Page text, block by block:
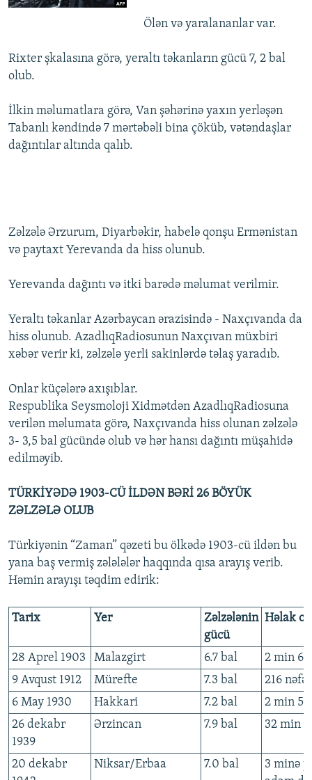
Ölən və yaralananlar var.
Rixter şkalasına görə, yeraltı təkanların gücü 7, 2 bal
olub.
İlkin məlumatlara görə, Van şəhərinə yaxın yerləşən
Tabanlı kəndində 7 mərtəbəli bina çöküb, vətəndaşlar
dağıntılar altında qalıb.
Zəlzələ Ərzurum, Diyarbəkir, habelə qonşu Ermənistan
və paytaxt Yerevanda da hiss olunub.
Yerevanda dağıntı və itki barədə məlumat verilmir.
Yeraltı təkanlar Azərbaycan ərazisində - Naxçıvanda da
hiss olunub. AzadlıqRadiosunun Naxçıvan müxbiri
xəbər verir ki, zəlzələ yerli sakinlərdə təlaş yaradıb.
Onlar küçələrə axışıblar.
Respublika Seysmoloji Xidmətdən AzadlıqRadiosuna
verilən məlumata görə, Naxçıvanda hiss olunan zəlzələ
3- 3,5 bal gücündə olub və hər hansı dağıntı müşahidə
edilməyib.
TÜRKİYƏDƏ 1903-CÜ İLDƏN BƏRİ 26 BÖYÜK
ZƏLZƏLƏ OLUB
Türkiyənin “Zaman” qəzeti bu ölkədə 1903-cü ildən bu
yana baş vermiş zələlələr haqqında qısa arayış verib.
Həmin arayışı təqdim edirik:
Tarix Yer
Zəlzələnin
gücü
Həlak
28 Aprel 1903 Malazgirt 6.7 bal
2 min
9 Avqust 1912
Mürefte 7.3 bal
216
6 May 1930
Hakkari 7.2 bal
2 min
26 dekabr
1939
Ərzincan 7.9 bal 32 min
20 dekabr
Niksar/Erbaa 7.0 bal
3 minə